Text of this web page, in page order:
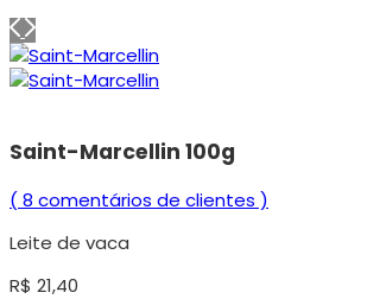
Saint-Marcellin 100g
(8 comentários de clientes )
Leite de vaca
R$ 21,40